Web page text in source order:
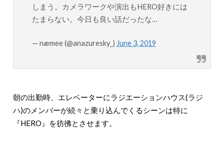
しまう。カメラワークや演出もHERO好きには
たまらない。今日も良い話だったな…
— næmee (@anazuresky_) June 3, 2019
朝の出勤時、エレベーターにラジエーションハウス(ラジ
ハ)のメンバーが続々と乗り込んでくるシーンは特に
『HERO』を彷彿とさせます。